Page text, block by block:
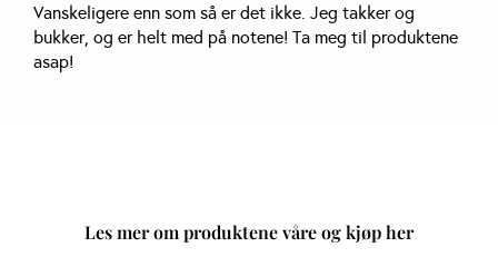
Vanskeligere enn som så er det ikke. Jeg takker og
bukker, og er helt med på notene! Ta meg til produktene
asap!
Les mer om produktene våre og kjøp her